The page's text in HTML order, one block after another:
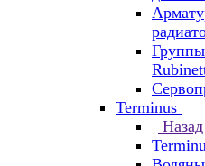
Terminus
Назад